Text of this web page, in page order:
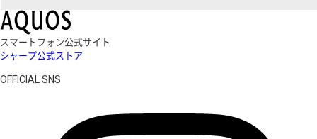
スマートフォン公式サイト
シャープ公式ストア
OFFICIAL SNS